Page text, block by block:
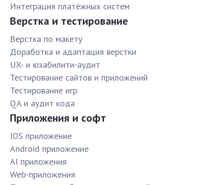
Интеграция платёжных систем
Верстка и тестирование
Верстка по макету
Доработка и адаптация верстки
UX- и юзабилити-аудит
Тестирование сайтов и приложений
Тестирование игр
QA и аудит кода
Приложения и софт
IOS приложение
Android приложение
AI приложения
Web-приложения